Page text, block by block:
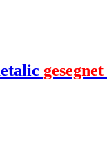
gesegnet